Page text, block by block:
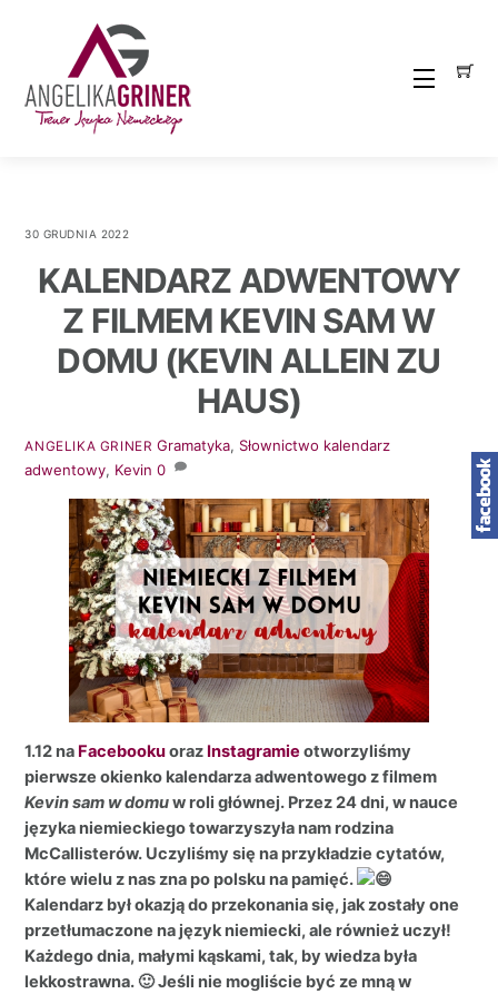
Menu
30 GRUDNIA 2022
KALENDARZ ADWENTOWY
Z FILMEM KEVIN SAM W
DOMU (KEVIN ALLEIN ZU
HAUS)
ANGELIKA GRINER Gramatyka, Słownictwo kalendarz
adwentowy, Kevin 0
1.12 na Facebookuoraz Instagramieotworzyliśmy
pierwsze okienko kalendarza adwentowego z filmem
Kevin sam w domuw roli głównej. Przez 24 dni, w nauce
języka niemieckiego towarzyszyła nam rodzina
McCallisterów. Uczyliśmy się na przykładzie cytatów,
które wielu z nas zna po polsku na pamięć.
Kalendarz był okazją do przekonania się, jak zostały one
przetłumaczone na język niemiecki, ale również uczył!
Każdego dnia, małymi kąskami, tak, by wiedza była
lekkostrawna. 🙂 Jeśli nie mogliście być ze mną w